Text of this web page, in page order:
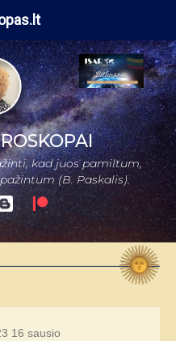
kad juos pamiltum,
(B. Paskalis).
16 sausio